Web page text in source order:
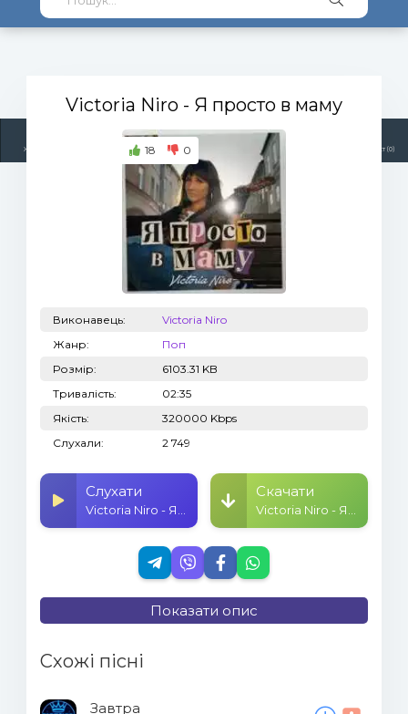
Жанри Топ 100 Плейлист (0)
Victoria Niro - Я просто в маму
18 0
Виконавець:
Victoria Niro
Жанр:
Поп
Розмір:
6103.31 KB
Тривалість:
02:35
Якість:
320000 Kbps
Слухали:
2 749
Слухати Скачати
Показати опис
Схожі пісні
Завтра